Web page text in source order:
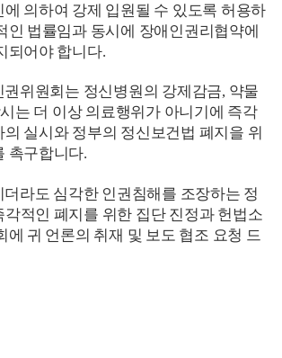
에 의하여 강제 입원될 수 있도록 허용하
인 법률임과 동시에 장애인권리협약에
되어야 합니다.
권위원회는 정신병원의 강제감금, 약물
는 더 이상 의료행위가 아니기에 즉각
실시와 정부의 정신보건법 폐지을 위
촉구합니다.
더라도 심각한 인권침해를 조장하는 정
각적인 폐지를 위한 집단 진정과 헌법소
에 귀 언론의 취재 및 보도 협조 요청 드